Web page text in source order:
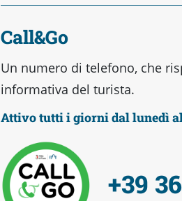
Call&Go
Un numero di telefono, che
informativa del turista.
Attivo tutti i giorni dal lunedì
+39